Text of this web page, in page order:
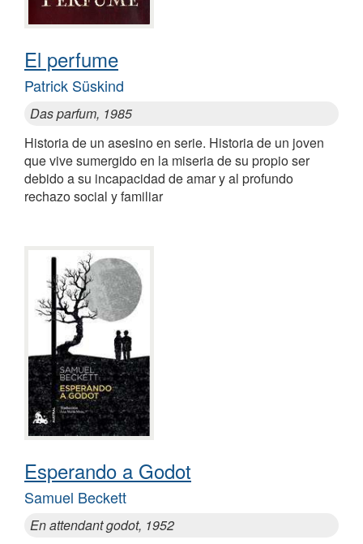
El perfume
Patrick Süskind
Das parfum, 1985
Historia de un asesino en serie. Historia de un joven
que vive sumergido en la miseria de su propio ser
debido a su incapacidad de amar y al profundo
rechazo social y familiar
Esperando a Godot
Samuel Beckett
En attendant godot, 1952